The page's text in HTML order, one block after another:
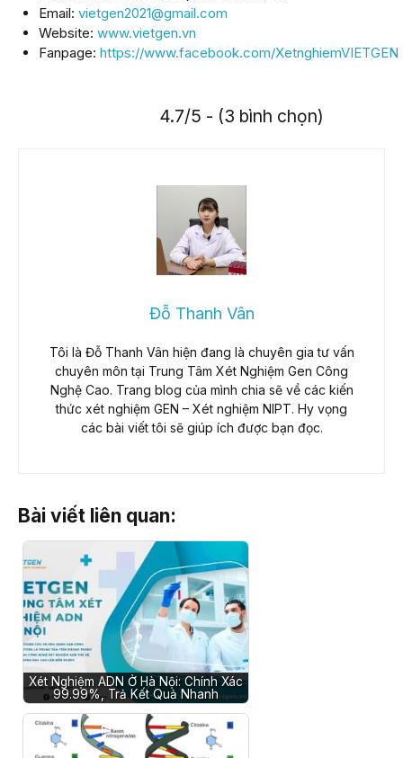
Email: vietgen2021@gmail.com
Website: www.vietgen.vn
Fanpage: https://www.facebook.com/XetnghiemVIETGEN
4.7/5 - (3 bình chọn)
Đỗ Thanh Vân
Tôi là Đỗ Thanh Vân hiện đang là chuyên gia tư vấn
chuyên môn tại Trung Tâm Xét Nghiệm Gen Công
Nghệ Cao. Trang blog của mình chia sẽ về các kiến
thức xét nghiệm GEN – Xét nghiệm NIPT. Hy vọng
các bài viết tôi sẽ giúp ích được bạn đọc.
Bài viết liên quan:
Xét Nghiệm ADN Ở Hà Nội: Chính Xác
99.99%, Trả Kết Quả Nhanh